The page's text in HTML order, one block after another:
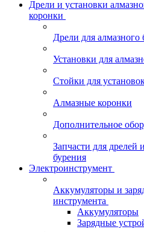
Дрели и установки
коронки
Дрели для алмазного
Установки для
Стойки для
Алмазные коронки
Дополнительное
Запчасти для дрелей
бурения
Электроинструмент
Аккумуляторы и
инструмента
Аккумуляторы
Зарядные